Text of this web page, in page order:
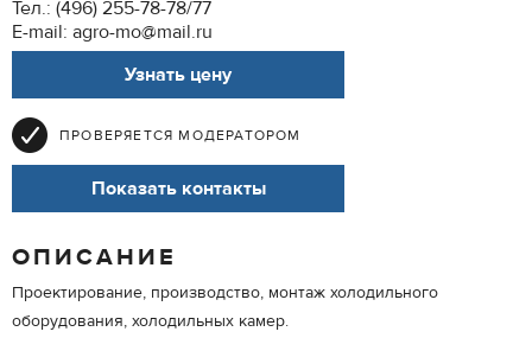
Тел.: (496) 255-78-78/77
E-mail: agro-mo@mail.ru
Узнать цену
ПРОВЕРЯЕТСЯ МОДЕРАТОРОМ
Показать контакты
ОПИСАНИЕ
Проектирование, производство, монтаж холодильного
оборудования, холодильных камер.